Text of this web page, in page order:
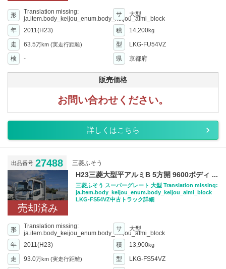
形
Translation missing:
ja.item.body_keijou_enum.body_keijou_almi_block
サ 大型
年 2011(H23) 積 14,200kg
走 63.5万km (実走行距離) 型
LKG-FU54VZ
検
- 県 京都府
販売価格
お問い合わせください。
詳しくはこちら
出品番号 27488 三菱ふそう
売却済み
H23三菱大型平アルミB 5方開 9600ボディ ...
三菱ふそう スーパーグレート 大型 Translation missing:
ja.item.body_keijou_enum.body_keijou_almi_block
LKG-FS54VZ中古トラック詳細
形
Translation missing:
ja.item.body_keijou_enum.body_keijou_almi_block
サ 大型
年 2011(H23) 積 13,900kg
走 93.0万km (実走行距離) 型
LKG-FS54VZ